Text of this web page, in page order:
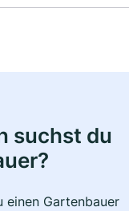
suchst du
einen Gartenbauer